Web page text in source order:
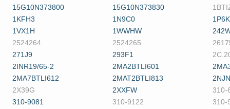
15G10N373800
15G10N373830
1KFH3
1N9C0
1VX1H
1WWHW
2524264
2524265
271J9
293F1
2INR19/65-2
2MA2BTLI601
2MA7BTLI612
2MAT2BTLI813
2X39G
2XXFW
310-
310-9081
310-9122
310-